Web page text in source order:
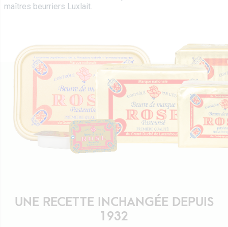
Recettes
Certifications
Travailler chez Luxlait
Vitarium
Restaurant Molkerei
Crèmes
Fromages frais
Fromages
Yaourts du Luxembourg
Desserts lactés
Catalogue
Produits pro
Sur-mesure
Emballages Tetra Pak
Service commercial
maîtres beurriers Luxlait.
UNE RECETTE INCHANGÉE DEPUIS
1932